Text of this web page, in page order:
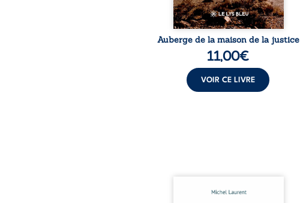
Auberge de la maison de la justice
11,00€
VOIR CE LIVRE
Nina et Pierre se sont